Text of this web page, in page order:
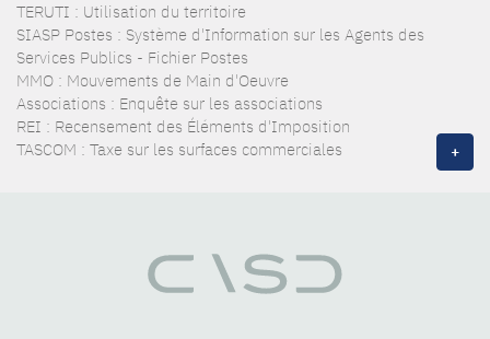
TERUTI : Utilisation du territoire
SIASP Postes : Système d'Information sur les Agents des
Services Publics - Fichier Postes
MMO : Mouvements de Main d'Oeuvre
Associations : Enquête sur les associations
REI : Recensement des Éléments d'Imposition
TASCOM : Taxe sur les surfaces commerciales
+